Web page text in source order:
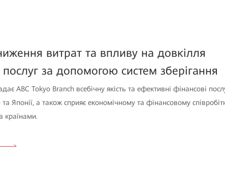
витрат та впливу на довкілля
послуг за допомогою систем зберігання
ABC Tokyo Branch всебічну якість та ефективні фінансові
Японії, а також сприяє економічному та фінансовому
країнами.